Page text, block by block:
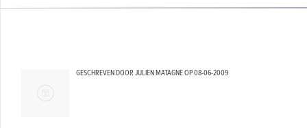
GESCHREVEN DOOR JULIEN MATAGNE OP08-06-2009